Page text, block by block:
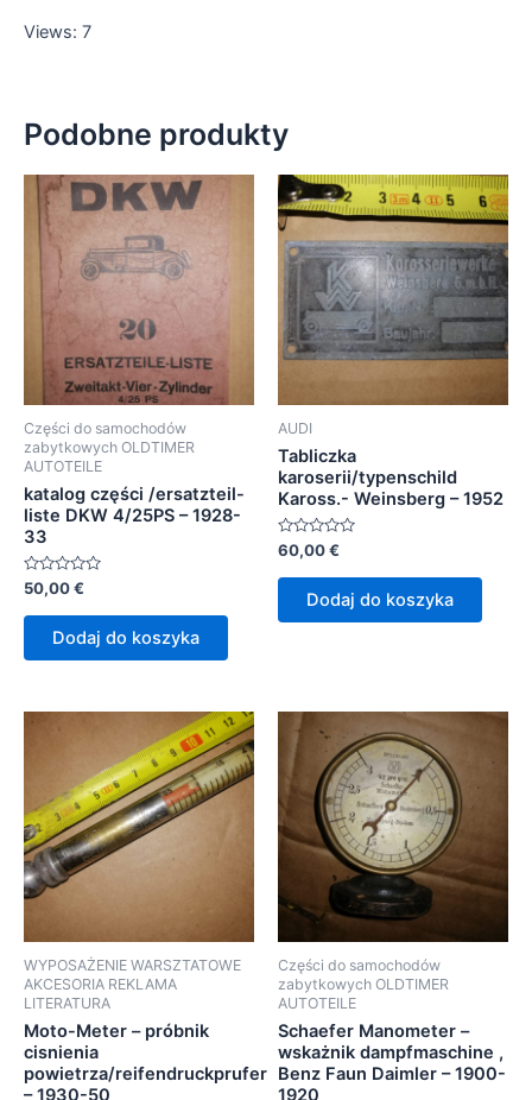
Views: 7
Podobne produkty
Części do samochodów
zabytkowych OLDTIMER
AUTOTEILE
katalog części /ersatzteil-
liste DKW 4/25PS – 1928-
33
Oceniono
0
na
50,00€
Dodaj do koszyka
AUDI
Tabliczka
karoserii/typenschild
Kaross.- Weinsberg – 1952
Oceniono
0
na
60,00€
Dodaj do koszyka
WYPOSAŻENIE WARSZTATOWE
AKCESORIA REKLAMA
LITERATURA
Moto-Meter – próbnik
cisnienia
powietrza/reifendruckprufer
– 1930-50
Części do samochodów
zabytkowych OLDTIMER
AUTOTEILE
Schaefer Manometer –
wskażnik dampfmaschine ,
Benz Faun Daimler – 1900-
1920